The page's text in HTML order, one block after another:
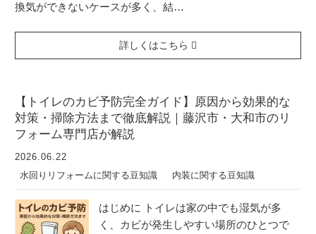
換気ができないケースが多く、結…
詳しくはこちら
【トイレのカビ予防完全ガイド】原因から効果的な
対策・掃除方法まで徹底解説｜藤沢市・大和市のリ
フォーム専門店が解説
2026.06.22
水回りリフォームに関する豆知識
内装に関する豆知識
はじめに トイレは家の中でも湿気が多
く、カビが発生しやすい場所のひとつで